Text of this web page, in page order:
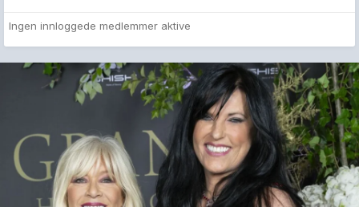
Ingen innloggede medlemmer aktive